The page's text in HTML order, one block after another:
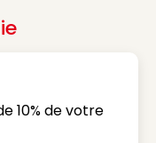
10% de votre